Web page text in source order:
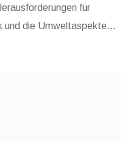
für
und die Umweltaspekte